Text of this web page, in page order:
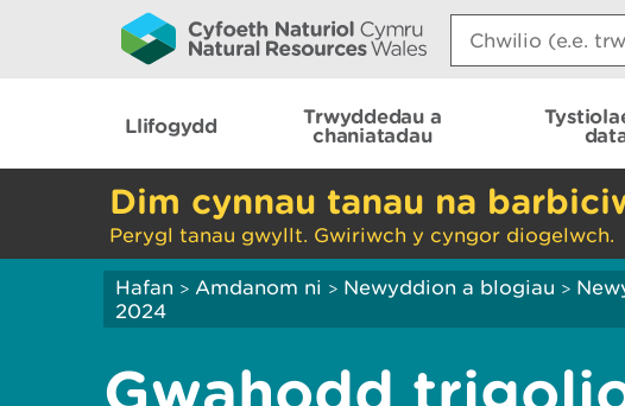
Search:
Llifogydd
Trwyddedau a
chaniatadau
Dim cynnau tanau na
Perygl tanau gwyllt. Gwiriwch y cyngor diogelwch.
Hafan > Amdanom ni > Newyddion a blogiau >
2024
Gwahodd